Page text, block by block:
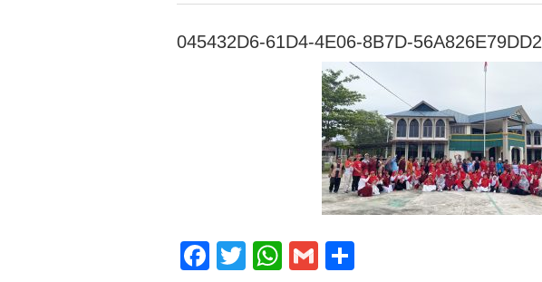
045432D6-61D4-4E06-8B7D-56A826E79DD2
Facebook
TwitterWhatsApp
Gmail